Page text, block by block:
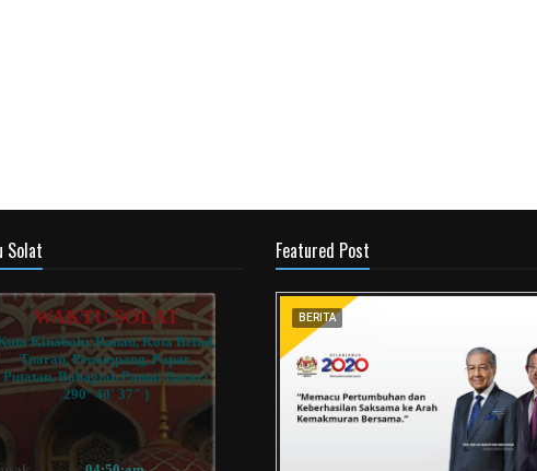
Solat Featured Post
BERITA